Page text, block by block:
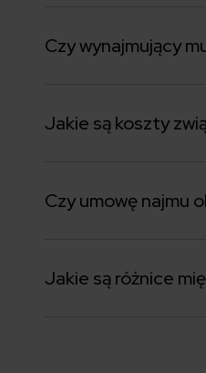
Czy wynajmujący
Jakie są koszty
Czy umowę najmu
Jakie są różnice